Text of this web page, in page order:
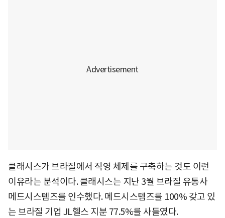
클래시스가 브라질에서 직영 체제를 구축하는 것도 이런
이유라는 분석이다. 클래시스는 지난 3월 브라질 유통사
메드시스템즈를 인수했다. 메드시스템즈를 100% 갖고 있
는 브라질 기업 JL헬스 지분 77.5%를 사들였다.